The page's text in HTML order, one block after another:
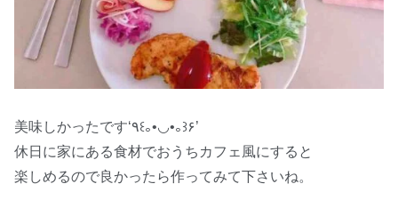
美味しかったです‘٩꒰｡•◡•｡꒱۶’
休日に家にある食材でおうちカフェ風にすると
楽しめるので良かったら作ってみて下さいね。